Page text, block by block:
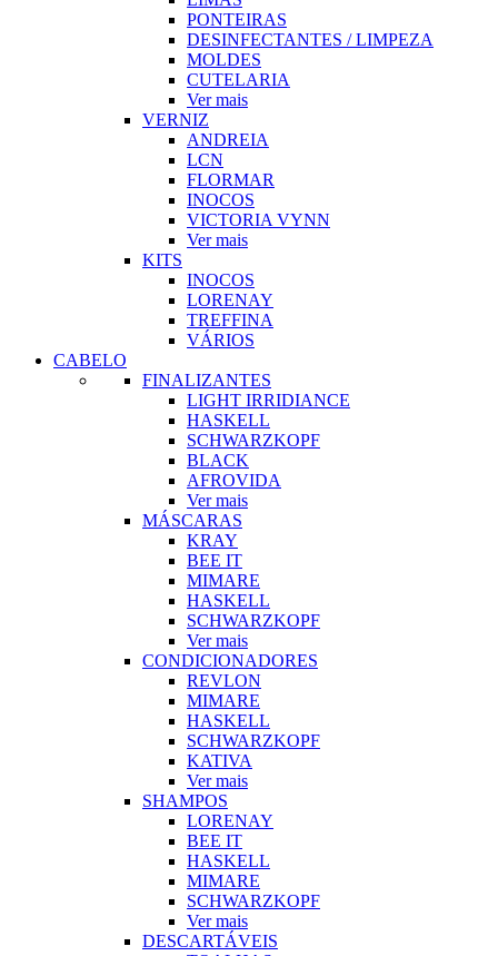
PONTEIRAS
DESINFECTANTES / LIMPEZA
MOLDES
CUTELARIA
Ver mais
VERNIZ
ANDREIA
LCN
FLORMAR
INOCOS
VICTORIA VYNN
Ver mais
KITS
INOCOS
LORENAY
TREFFINA
VÁRIOS
CABELO
FINALIZANTES
LIGHT IRRIDIANCE
HASKELL
SCHWARZKOPF
BLACK
AFROVIDA
Ver mais
MÁSCARAS
KRAY
BEE IT
MIMARE
HASKELL
SCHWARZKOPF
Ver mais
CONDICIONADORES
REVLON
MIMARE
HASKELL
SCHWARZKOPF
KATIVA
Ver mais
SHAMPOS
LORENAY
BEE IT
HASKELL
MIMARE
SCHWARZKOPF
Ver mais
DESCARTÁVEIS